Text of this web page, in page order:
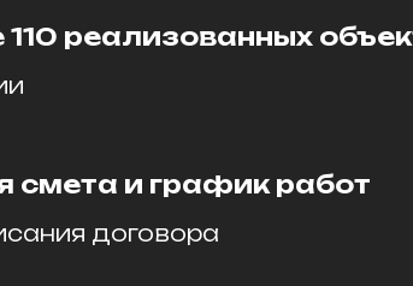
реализованных
смета и график работ
договора